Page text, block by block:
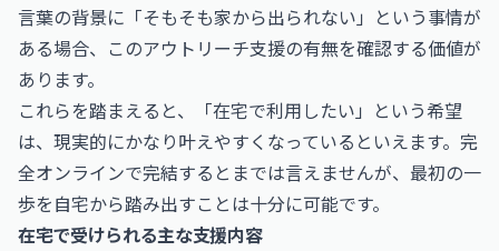
言葉の背景に「そもそも家から出られない」という事情が
ある場合、このアウトリーチ支援の有無を確認する価値が
あります。
これらを踏まえると、「在宅で利用したい」という希望
は、現実的にかなり叶えやすくなっているといえます。完
全オンラインで完結するとまでは言えませんが、最初の一
歩を自宅から踏み出すことは十分に可能です。
在宅で受けられる主な支援内容